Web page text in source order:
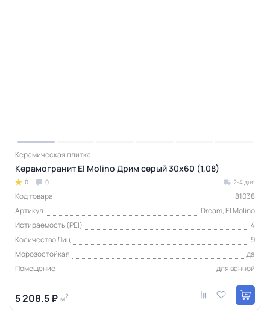
Керамическая плитка
Керамогранит El Molino Дрим серый 30x60 (1,08)
0 0 2-4 дня
Код товара
81038
Артикул
Dream, El Molino
Истираемость (PEI)
4
Количество Лиц
9
Морозостойкая
да
Помещение
для ванной
5 208.5 ₽ м2